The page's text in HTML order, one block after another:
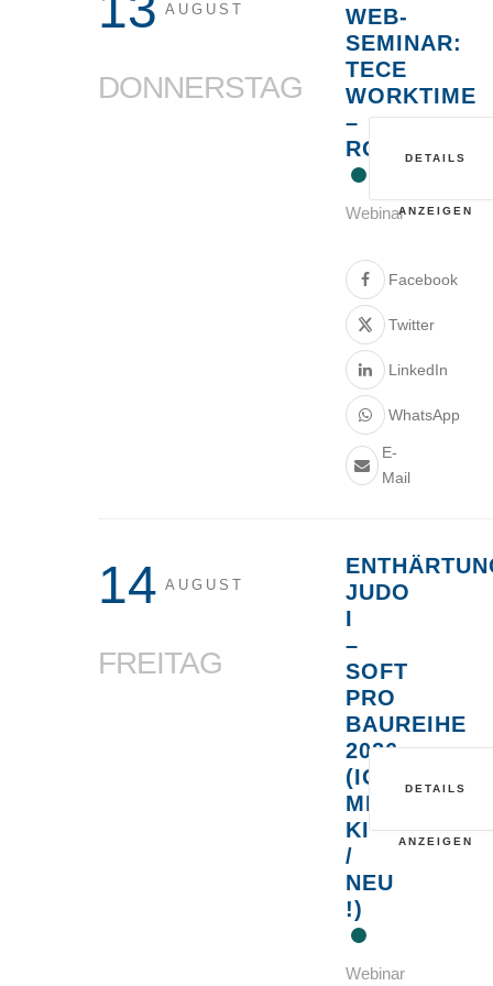
AUGUST
DONNERSTAG
WEB-
SEMINAR:
TECE
WORKTIME
–
Webinar
Facebook
Twitter
LinkedIn
WhatsApp
E-
Mail
DETAILS
ANZEIGEN
14 AUGUST
FREITAG
JUDO
I
–
SOFT
PRO
BAUREIHE
2026
MIT
KI
/
NEU
!)
Webinar
DETAILS
ANZEIGEN